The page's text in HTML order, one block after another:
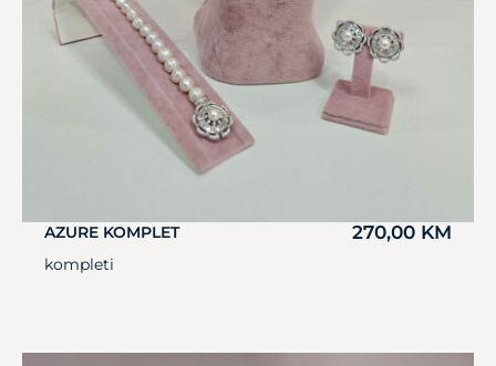
AZURE KOMPLET 270,00 KM
kompleti